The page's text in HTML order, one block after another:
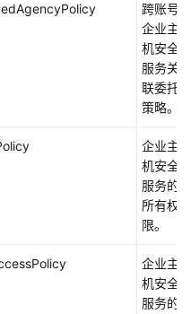
跨账号
企业主
机安全
服务关
联委托
策略。
企业主
机安全
服务的
所有权
限。
企业主
机安全
服务的